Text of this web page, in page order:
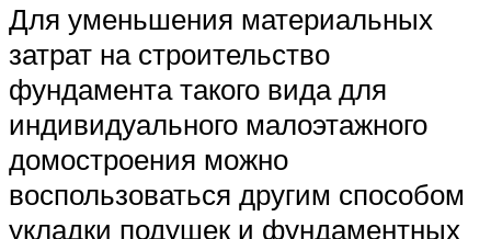
Для уменьшения материальных
затрат на строительство
фундамента такого вида для
индивидуального малоэтажного
домостроения можно
воспользоваться другим способом
укладки подушек и фундаментных